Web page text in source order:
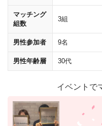
マッチング
組数
3組
男性参加者 9名
男性年齢層 30代
イベントで